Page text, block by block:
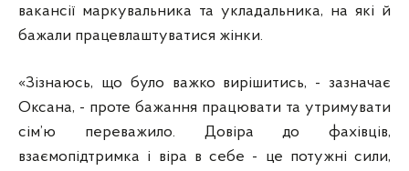
вакансії маркувальника та укладальника, на які й
бажали працевлаштуватися жінки.
«Зізнаюсь, що було важко вирішитись, - зазначає
Оксана, - проте бажання працювати та утримувати
сім’ю переважило. Довіра до фахівців,
взаємопідтримка і віра в себе - це потужні сили,